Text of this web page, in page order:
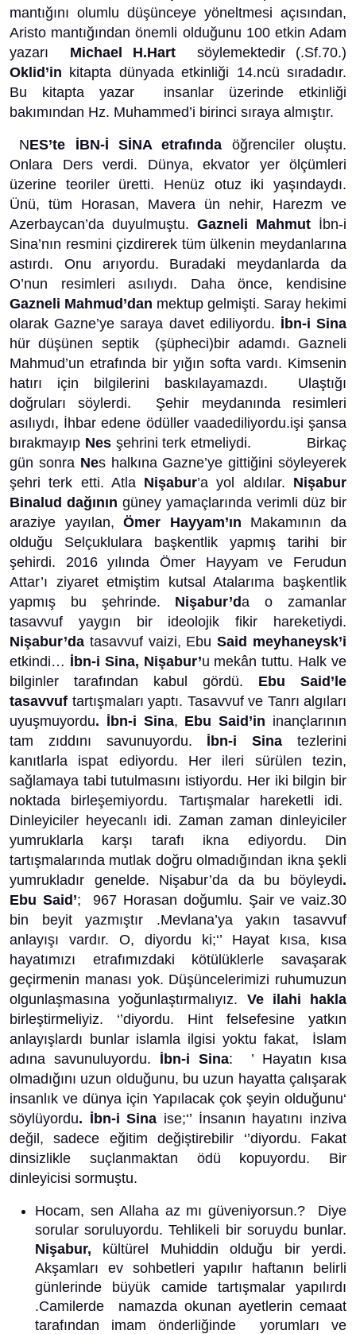
mantığını olumlu düşünceye yöneltmesi açısından,
Aristo mantığından önemli olduğunu 100 etkin Adam
yazarı Michael H.Hart söylemektedir (.Sf.70.)
Oklid’in kitapta dünyada etkinliği 14.ncü sıradadır.
Bu kitapta yazar insanlar üzerinde etkinliği
bakımından Hz. Muhammed’i birinci sıraya almıştır.
NES’te İBN-İ SİNA etrafında öğrenciler oluştu.
Onlara Ders verdi. Dünya, ekvator yer ölçümleri
üzerine teoriler üretti. Henüz otuz iki yaşındaydı.
Ünü, tüm Horasan, Mavera ün nehir, Harezm ve
Azerbaycan’da duyulmuştu.Gazneli Mahmut İbn-i
Sina’nın resmini çizdirerek tüm ülkenin meydanlarına
astırdı. Onu arıyordu. Buradaki meydanlarda da
O’nun resimleri asılıydı. Daha önce, kendisine
Gazneli Mahmud’dan mektup gelmişti. Saray hekimi
olarak Gazne’ye saraya davet ediliyordu. İbn-i Sina
hür düşünen septik (şüpheci)bir adamdı. Gazneli
Mahmud’un etrafında bir yığın softa vardı. Kimsenin
hatırı için bilgilerini baskılayamazdı. Ulaştığı
doğruları söylerdi. Şehir meydanında resimleri
asılıydı, İhbar edene ödüller vaadediliyordu.işi şansa
bırakmayıp Nesşehrini terk etmeliydi. Birkaç
gün sonra Nes halkına Gazne’ye gittiğini söyleyerek
şehri terk etti. Atla Nişabur’a yol aldılar. Nişabur
Binalud dağının güney yamaçlarında verimli düz bir
araziye yayılan,Ömer Hayyam’ın Makamının da
olduğu Selçuklulara başkentlik yapmış tarihi bir
şehirdi. 2016 yılında Ömer Hayyam ve Ferudun
Attar’ı ziyaret etmiştim kutsal Atalarıma başkentlik
yapmış bu şehrinde. Nişabur’da o zamanlar
tasavvuf yaygın bir ideolojik fikir hareketiydi.
Nişabur’da tasavvuf vaizi, Ebu Said meyhaneysk’i
etkindi… İbn-i Sina, Nişabur’u mekân tuttu. Halk ve
bilginler tarafından kabul gördü. Ebu Said’le
tasavvuf tartışmaları yaptı. Tasavvuf ve Tanrı algıları
uyuşmuyordu. İbn-i Sina, Ebu Said’in inançlarının
tam zıddını savunuyordu. İbn-i Sina tezlerini
kanıtlarla ispat ediyordu. Her ileri sürülen tezin,
sağlamaya tabi tutulmasını istiyordu. Her iki bilgin bir
noktada birleşemiyordu. Tartışmalar hareketli idi.
Dinleyiciler heyecanlı idi. Zaman zaman dinleyiciler
yumruklarla karşı tarafı ikna ediyordu. Din
tartışmalarında mutlak doğru olmadığından ikna şekli
yumrukladır genelde. Nişabur’da da bu böyleydi.
Ebu Said’; 967 Horasan doğumlu. Şair ve vaiz.30
bin beyit yazmıştır .Mevlana’ya yakın tasavvuf
anlayışı vardır. O, diyordu ki;‘’ Hayat kısa, kısa
hayatımızı etrafımızdaki kötülüklerle savaşarak
geçirmenin manası yok. Düşüncelerimizi ruhumuzun
olgunlaşmasına yoğunlaştırmalıyız. Ve ilahi hakla
birleştirmeliyiz. ‘’diyordu. Hint felsefesine yatkın
anlayışlardı bunlar islamla ilgisi yoktu fakat, İslam
adına savunuluyordu. İbn-i Sina: ’ Hayatın kısa
olmadığını uzun olduğunu, bu uzun hayatta çalışarak
insanlık ve dünya için Yapılacak çok şeyin olduğunu‘
söylüyordu. İbn-i Sina ise;‘’ İnsanın hayatını inziva
değil, sadece eğitim değiştirebilir ‘’diyordu. Fakat
dinsizlikle suçlanmaktan ödü kopuyordu. Bir
dinleyicisi sormuştu.
Hocam, sen Allaha az mı güveniyorsun.? Diye
sorular soruluyordu. Tehlikeli bir soruydu bunlar.
Nişabur, kültürel Muhiddin olduğu bir yerdi.
Akşamları ev sohbetleri yapılır haftanın belirli
günlerinde büyük camide tartışmalar yapılırdı
.Camilerde namazda okunan ayetlerin cemaat
tarafından imam önderliğinde yorumları ve